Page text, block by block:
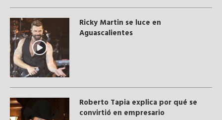
Ricky Martin se luce en
Aguascalientes
Roberto Tapia explica por qué se
convirtió en empresario